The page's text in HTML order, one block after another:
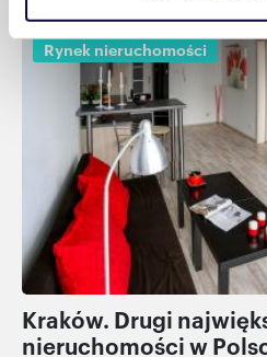
zmienić lub wycofać swoją
Wykorzystujemy pliki cookie
i reklam, aby oferować funkcje
analizować ruch w naszej
korzystasz z naszej witryny,
społecznościowym,
Partnerzy mogą połączyć te
otrzymanymi od Ciebie lub
korzystania z ich usług.
Rynek nieruchomości
Kraków. Drugi
nieruchomości w